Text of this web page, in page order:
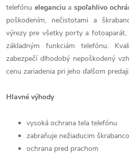
telefónu eleganciu a spoľahlivo
poškodením, nečistotami a
výrezy pre všetky porty a
základným funkciám telefónu.
zabezpečí dlhodobý nepoškodený
cenu zariadenia pri jeho ďalšom
Hlavné výhody
vysoká ochrana tela telefónu
zabraňuje nežiaducim
ochrana pred prachom